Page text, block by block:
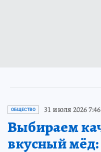
ОБЩЕСТВО 31 июля 2026 7:46
Выбираем
вкусный мёд: